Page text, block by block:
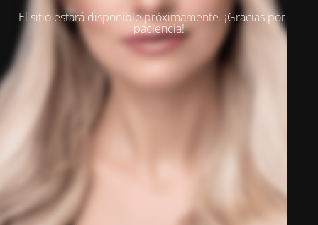
El sitio estará disponible próximamente. ¡Gracias por su
paciencia!